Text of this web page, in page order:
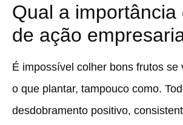
Qual a importância
de ação
É impossível colher bons frutos se
o que plantar, tampouco como.
desdobramento positivo,